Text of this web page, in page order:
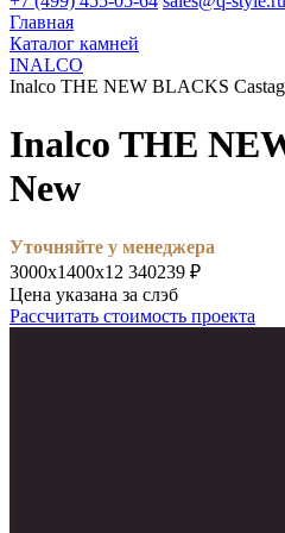
Главная
Каталог камней
INALCO
Inalco THE NEW BLACKS
Inalco THE
New
Уточняйте у менеджера
3000х1400х12 340239 ₽
Цена указана за слэб
Рассчитать стоимость проекта